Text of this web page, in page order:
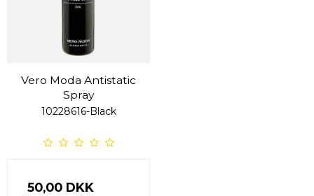
Vero Moda Antistatic
Spray
10228616-Black
50,00 DKK